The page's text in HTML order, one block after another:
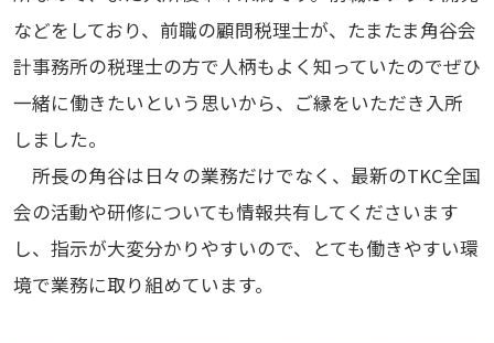
などをしており、前職の顧問税理士が、たまたま角谷会
計事務所の税理士の方で人柄もよく知っていたのでぜひ
一緒に働きたいという思いから、ご縁をいただき入所
しました。
所長の角谷は日々の業務だけでなく、最新のTKC全国
会の活動や研修についても情報共有してくださいます
し、指示が大変分かりやすいので、とても働きやすい環
境で業務に取り組めています。